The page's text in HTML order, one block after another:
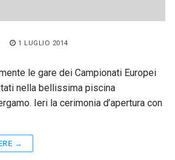
1 LUGLIO 2014
le gare dei Campionati Europei
nella bellissima piscina
Ieri la cerimonia d’apertura con
→